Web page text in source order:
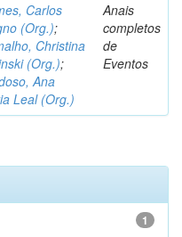
Carlos
(Org.);
Christina
(Org.);
Ana
Leal (Org.)
Anais
completos
de
Eventos
1